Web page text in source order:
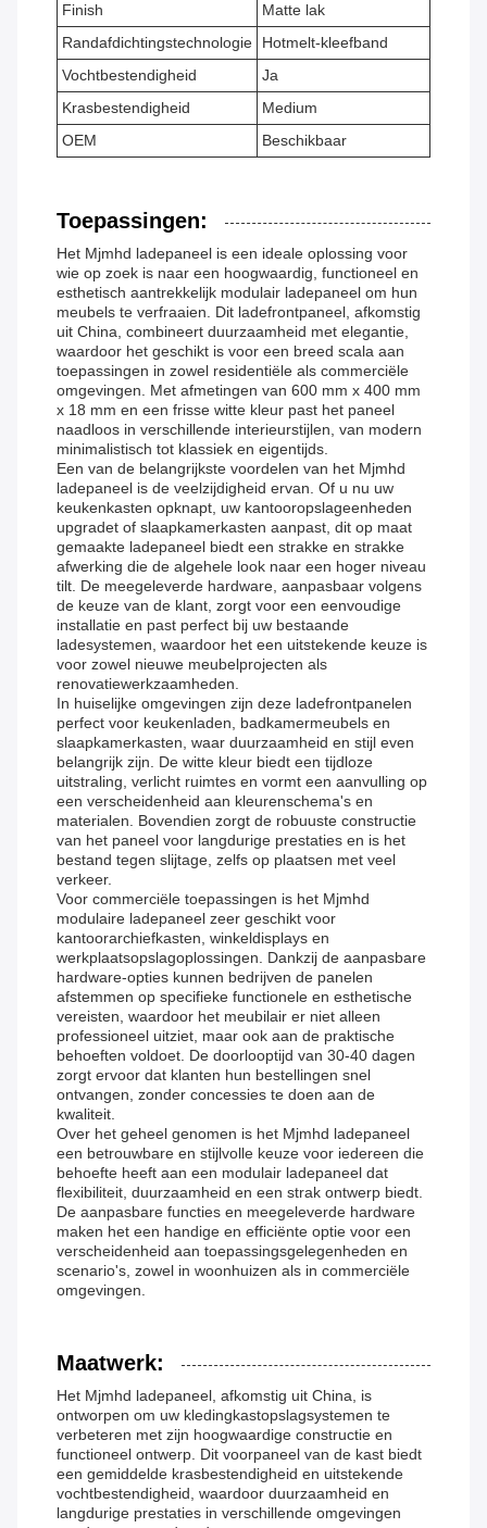
Finish
Matte lak
Randafdichtingstechnologie
Hotmelt-kleefband
Vochtbestendigheid
Ja
Krasbestendigheid
Medium
OEM
Beschikbaar
Toepassingen:
Het Mjmhd ladepaneel is een ideale oplossing voor
wie op zoek is naar een hoogwaardig, functioneel en
esthetisch aantrekkelijk modulair ladepaneel om hun
meubels te verfraaien. Dit ladefrontpaneel, afkomstig
uit China, combineert duurzaamheid met elegantie,
waardoor het geschikt is voor een breed scala aan
toepassingen in zowel residentiële als commerciële
omgevingen. Met afmetingen van 600 mm x 400 mm
x 18 mm en een frisse witte kleur past het paneel
naadloos in verschillende interieurstijlen, van modern
minimalistisch tot klassiek en eigentijds.
Een van de belangrijkste voordelen van het Mjmhd
ladepaneel is de veelzijdigheid ervan. Of u nu uw
keukenkasten opknapt, uw kantooropslageenheden
upgradet of slaapkamerkasten aanpast, dit op maat
gemaakte ladepaneel biedt een strakke en strakke
afwerking die de algehele look naar een hoger niveau
tilt. De meegeleverde hardware, aanpasbaar volgens
de keuze van de klant, zorgt voor een eenvoudige
installatie en past perfect bij uw bestaande
ladesystemen, waardoor het een uitstekende keuze is
voor zowel nieuwe meubelprojecten als
renovatiewerkzaamheden.
In huiselijke omgevingen zijn deze ladefrontpanelen
perfect voor keukenladen, badkamermeubels en
slaapkamerkasten, waar duurzaamheid en stijl even
belangrijk zijn. De witte kleur biedt een tijdloze
uitstraling, verlicht ruimtes en vormt een aanvulling op
een verscheidenheid aan kleurenschema's en
materialen. Bovendien zorgt de robuuste constructie
van het paneel voor langdurige prestaties en is het
bestand tegen slijtage, zelfs op plaatsen met veel
verkeer.
Voor commerciële toepassingen is het Mjmhd
modulaire ladepaneel zeer geschikt voor
kantoorarchiefkasten, winkeldisplays en
werkplaatsopslagoplossingen. Dankzij de aanpasbare
hardware-opties kunnen bedrijven de panelen
afstemmen op specifieke functionele en esthetische
vereisten, waardoor het meubilair er niet alleen
professioneel uitziet, maar ook aan de praktische
behoeften voldoet. De doorlooptijd van 30-40 dagen
zorgt ervoor dat klanten hun bestellingen snel
ontvangen, zonder concessies te doen aan de
kwaliteit.
Over het geheel genomen is het Mjmhd ladepaneel
een betrouwbare en stijlvolle keuze voor iedereen die
behoefte heeft aan een modulair ladepaneel dat
flexibiliteit, duurzaamheid en een strak ontwerp biedt.
De aanpasbare functies en meegeleverde hardware
maken het een handige en efficiënte optie voor een
verscheidenheid aan toepassingsgelegenheden en
scenario's, zowel in woonhuizen als in commerciële
omgevingen.
Maatwerk:
Het Mjmhd ladepaneel, afkomstig uit China, is
ontworpen om uw kledingkastopslagsystemen te
verbeteren met zijn hoogwaardige constructie en
functioneel ontwerp. Dit voorpaneel van de kast biedt
een gemiddelde krasbestendigheid en uitstekende
vochtbestendigheid, waardoor duurzaamheid en
langdurige prestaties in verschillende omgevingen